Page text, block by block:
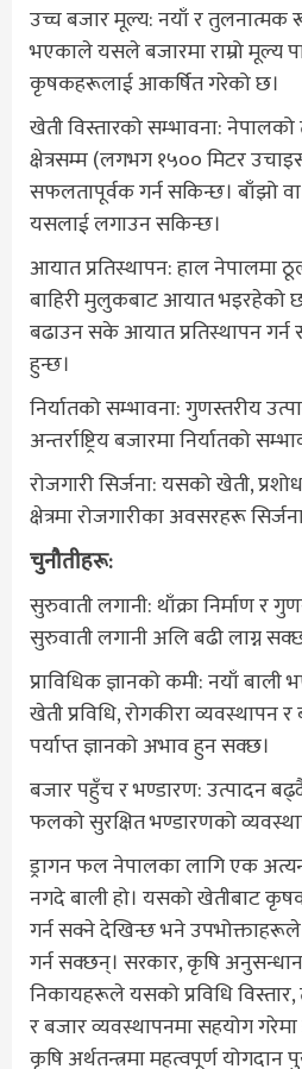
उच्च बजार मूल्य: नयाँ र तुलनात्मक
भएकाले यसले बजारमा राम्रो मूल्य
कृषकहरूलाई आकर्षित गरेको छ।
खेती विस्तारको सम्भावना: नेपालको
क्षेत्रसम्म (लगभग १५०० मिटर
सफलतापूर्वक गर्न सकिन्छ। बाँझो
यसलाई लगाउन सकिन्छ।
आयात प्रतिस्थापन: हाल नेपालमा
बाहिरी मुलुकबाट आयात भइरहेको
बढाउन सके आयात प्रतिस्थापन गर्न
हुन्छ।
निर्यातको सम्भावना: गुणस्तरीय
अन्तर्राष्ट्रिय बजारमा निर्यातको
रोजगारी सिर्जना: यसको खेती,
क्षेत्रमा रोजगारीका अवसरहरू
चुनौतीहरू:
सुरुवाती लगानी: थाँक्रा निर्माण र
सुरुवाती लगानी अलि बढी लाग्न
प्राविधिक ज्ञानको कमी: नयाँ
खेती प्रविधि, रोगकीरा व्यवस्थापन
पर्याप्त ज्ञानको अभाव हुन सक्छ।
बजार पहुँच र भण्डारण: उत्पादन
फलको सुरक्षित भण्डारणको
ड्रागन फल नेपालका लागि एक
नगदे बाली हो। यसको खेतीबाट
गर्न सक्ने देखिन्छ भने उपभोक्ताहरूले
गर्न सक्छन्। सरकार, कृषि
निकायहरूले यसको प्रविधि
र बजार व्यवस्थापनमा सहयोग
कृषि अर्थतन्त्रमा महत्वपूर्ण